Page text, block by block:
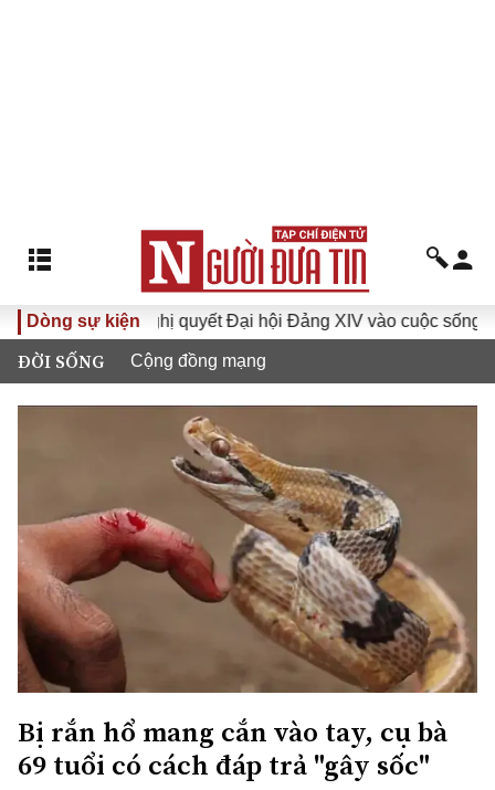
Dòng sự kiện
Đưa Nghị quyết Đại hội Đảng XIV vào cuộc sống
ĐỜI SỐNG Cộng đồng mạng
Bị rắn hổ mang cắn vào tay, cụ bà
69 tuổi có cách đáp trả "gây sốc"